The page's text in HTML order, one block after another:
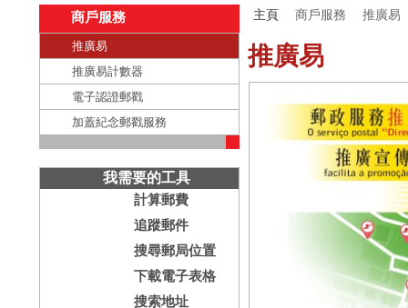
商戶服務
推廣易
推廣易計數器
電子認證郵戳
加蓋紀念郵戳服務
我需要的工具
計算郵費
追蹤郵件
搜尋郵局位置
下載電子表格
搜索地址
主頁 商戶服務 推廣易
推廣易